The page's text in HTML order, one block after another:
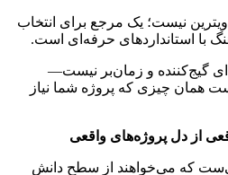
نیست؛ یک مرجع برای انتخاب
با استانداردهای حرفه‌ای است.
گیج‌کننده و زمان‌بر نیست—
چیزی که پروژه شما نیاز
از دل پروژه‌های واقعی
که می‌خواهند از سطح دانش